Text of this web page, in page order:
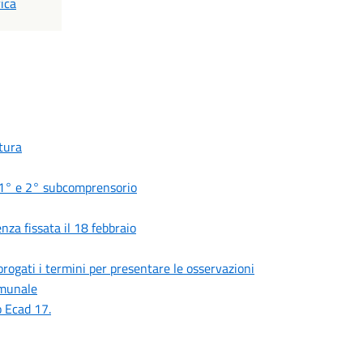
e 2° subcomprensorio
fissata il 18 febbraio
i termini per presentare le osservazioni
17.